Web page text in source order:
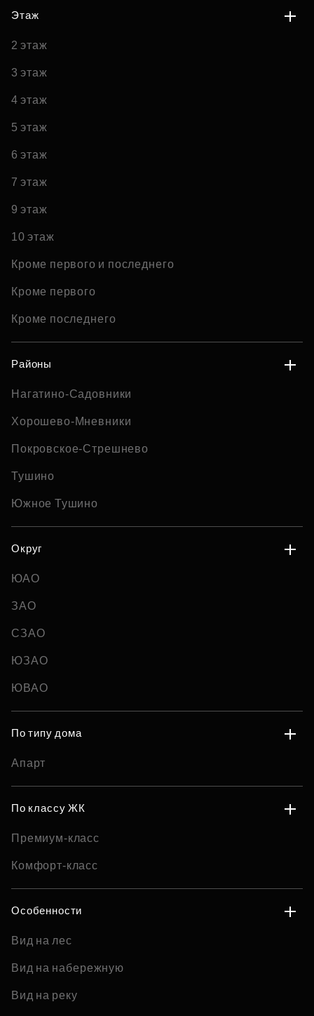
Этаж
2 этаж
3 этаж
4 этаж
5 этаж
6 этаж
7 этаж
9 этаж
10 этаж
Кроме первого и последнего
Кроме первого
Кроме последнего
Районы
Нагатино-Садовники
Хорошево-Мневники
Покровское-Стрешнево
Тушино
Южное Тушино
Округ
ЮАО
ЗАО
СЗАО
ЮЗАО
ЮВАО
По типу дома
Апарт
По классу ЖК
Премиум-класс
Комфорт-класс
Особенности
Вид на лес
Вид на набережную
Вид на реку